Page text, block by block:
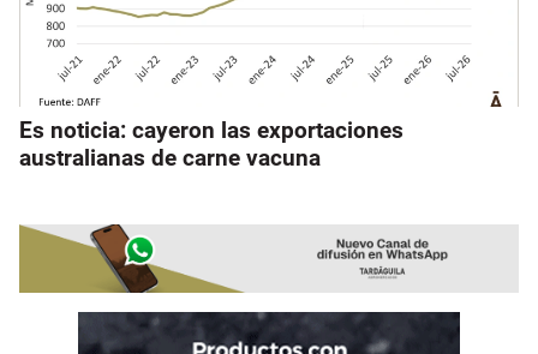
Es noticia: cayeron las exportaciones
australianas de carne vacuna